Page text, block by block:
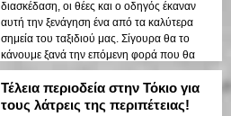
διασκέδαση, οι θέες και ο οδηγός έκαναν
αυτή την ξενάγηση ένα από τα καλύτερα
σημεία του ταξιδιού μας. Σίγουρα θα το
κάνουμε ξανά την επόμενη φορά που θα
είμαστε στην Ιαπωνία!
Τέλεια περιοδεία στην Τόκιο για
τους λάτρεις της περιπέτειας!